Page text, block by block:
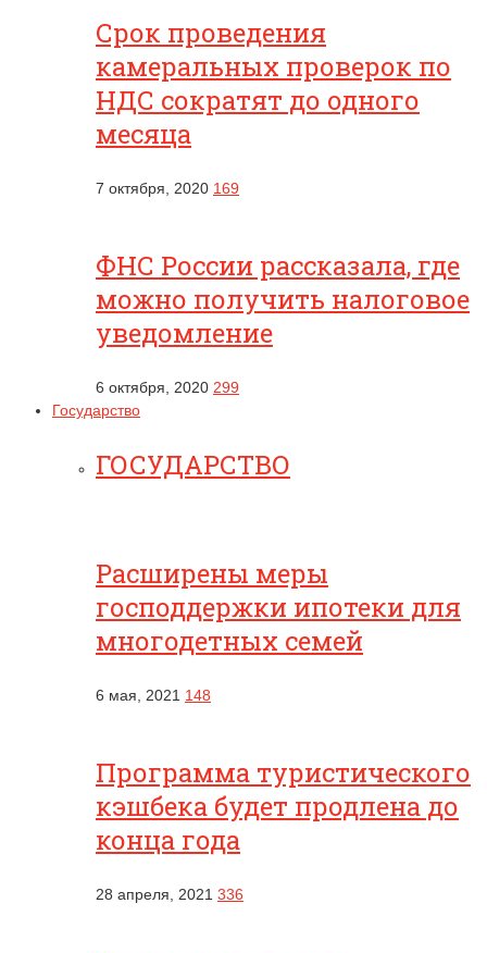
Срок проведения
камеральных проверок по
НДС сократят до одного
месяца
7 октября, 2020 169
ФНС России рассказала, где
можно получить налоговое
уведомление
6 октября, 2020 299
Государство
ГОСУДАРСТВО
Расширены меры
господдержки ипотеки для
многодетных семей
6 мая, 2021 148
Программа туристического
кэшбека будет продлена до
конца года
28 апреля, 2021 336